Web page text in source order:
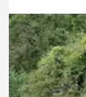
mağarada
19.06.2025